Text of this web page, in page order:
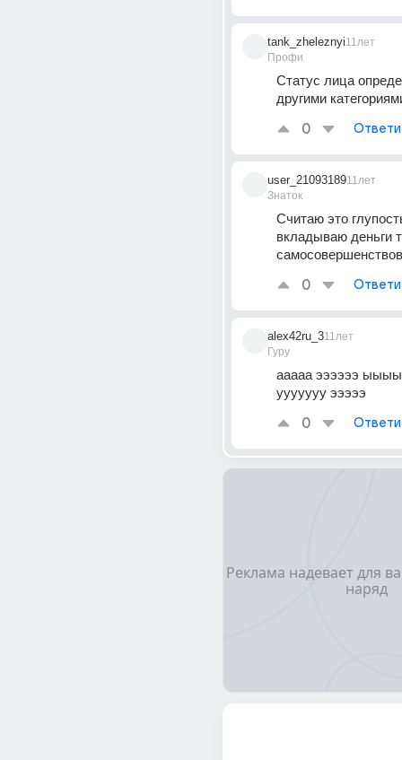
tank_zheleznyi
Профи
11лет
Статус лица
другими
0
user_21093189
Знаток
11лет
Считаю это
вкладываю деньги
0
alex42ru_3
Гуру
11лет
ааааа ээээээ
ууууууу эээээ
0